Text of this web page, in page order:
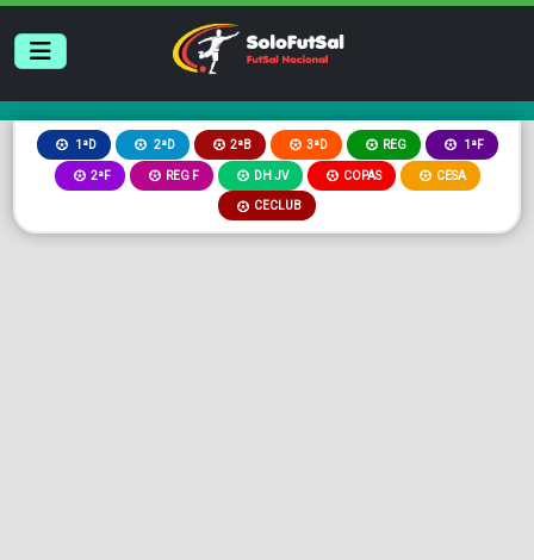
1ªD 2ªD 2ªB 3ªD REG 1ªF
2ªF REG F DH JV COPAS CESA
CECLUB